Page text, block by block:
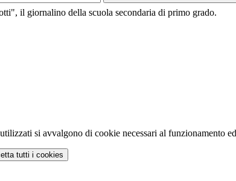
il giornalino della scuola secondaria di primo grado.
si avvalgono di cookie necessari al funzionamento
tutti i cookies